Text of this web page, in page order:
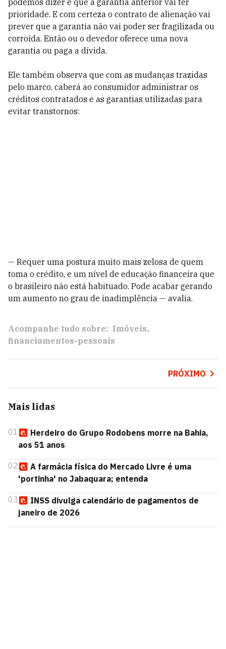
podemos dizer é que a garantia anterior vai ter
prioridade. E com certeza o contrato de alienação vai
prever que a garantia não vai poder ser fragilizada ou
corroída. Então ou o devedor oferece uma nova
garantia ou paga a dívida.
Ele também observa que com as mudanças trazidas
pelo marco, caberá ao consumidor administrar os
créditos contratados e as garantias utilizadas para
evitar transtornos:
— Requer uma postura muito mais zelosa de quem
toma o crédito, e um nível de educação financeira que
o brasileiro não está habituado. Pode acabar gerando
um aumento no grau de inadimplência — avalia.
Acompanhe tudo sobre: Imóveis
financiamentos-pessoais
PRÓXIMO
Mais lidas
01
Herdeiro do Grupo Rodobens morre na Bahia,
aos 51 anos
02
A farmácia física do Mercado Livre é uma
'portinha' no Jabaquara; entenda
03
INSS divulga calendário de pagamentos de
janeiro de 2026